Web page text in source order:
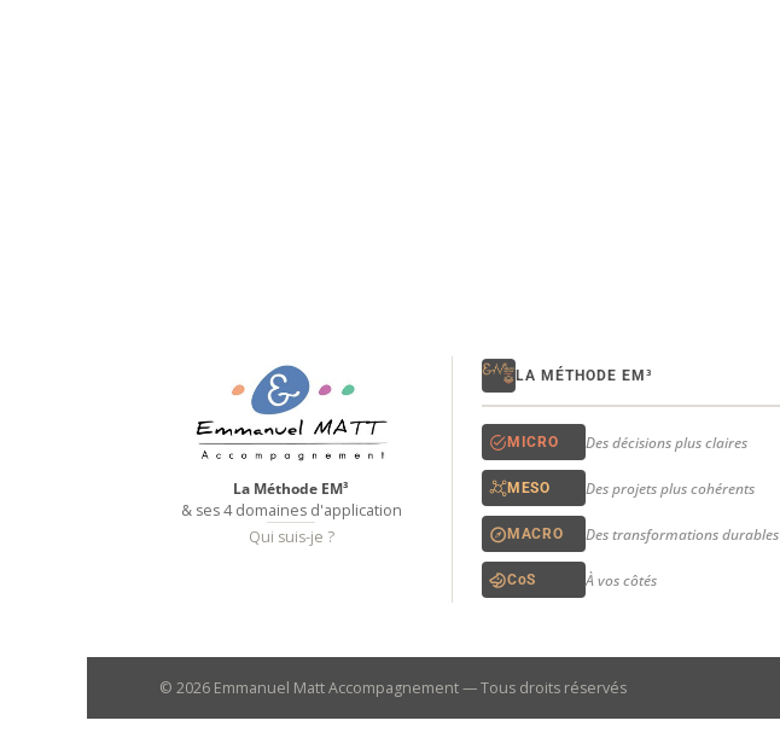
La Méthode EM³
& ses 4 domaines d'application
Qui suis-je ?
LA MÉTHODE EM³
MICRO Des décisions plus claires
MESO Des projets plus cohérents
MACRO Des transformations durables
CoS À vos côtés
© 2026 Emmanuel Matt Accompagnement — Tous droits réservés